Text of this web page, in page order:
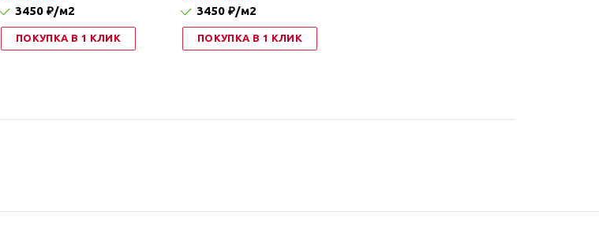
3450 ₽/м2
ПОКУПКА В 1 КЛИК
3450 ₽/м2
ПОКУПКА В 1 КЛИК